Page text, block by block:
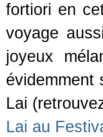
fortiori en
voyage
joyeux
évidemment
Lai
Lai au